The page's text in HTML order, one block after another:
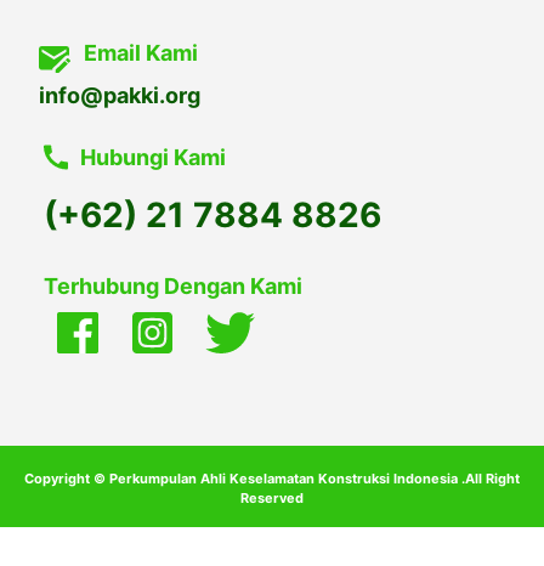
Email Kami
info@pakki.org
Hubungi Kami
(+62) 21 7884 8826
Terhubung Dengan Kami
Copyright © Perkumpulan Ahli Keselamatan Konstruksi Indonesia .All Right
Reserved